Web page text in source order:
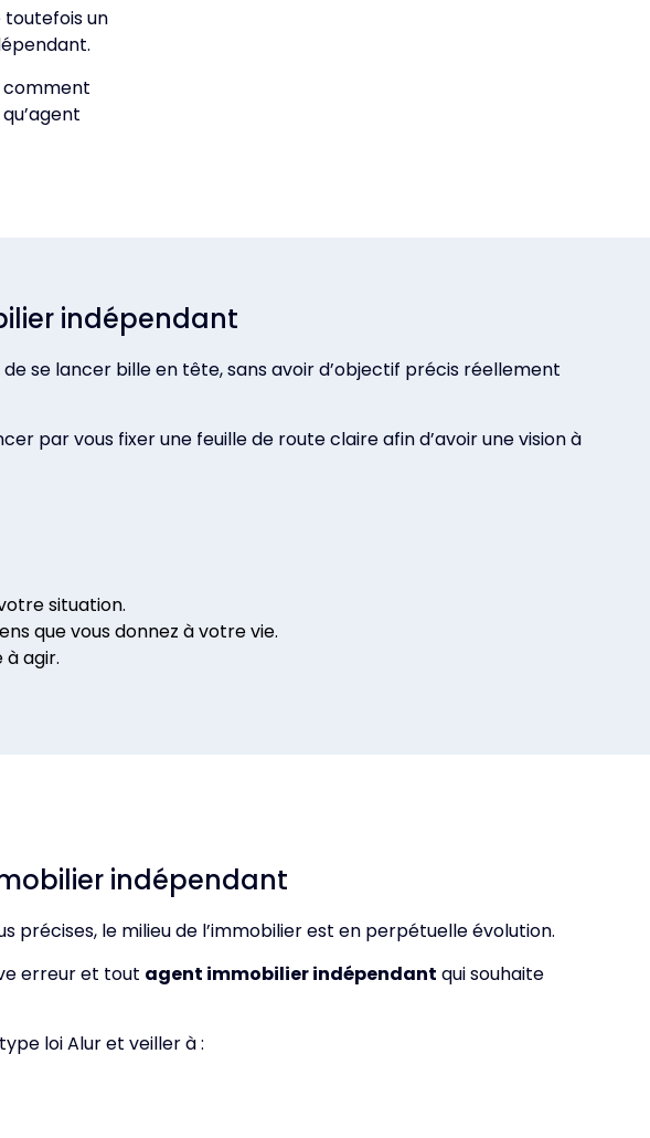
toutefois un
comment
indépendant
se lancer bille en tête, sans avoir d’objectif précis réellement
par vous fixer une feuille de route claire afin d’avoir une vision à
situation.
que vous donnez à votre vie.
agir.
indépendant
le milieu de l’immobilier est en perpétuelle évolution.
erreur et tout agent immobilier indépendant qui souhaite
loi Alur et veiller à :